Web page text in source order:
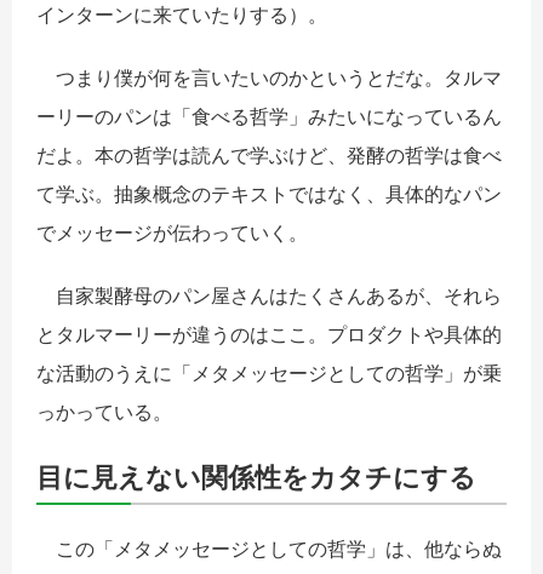
インターンに来ていたりする）。
つまり僕が何を言いたいのかというとだな。タルマ
ーリーのパンは「食べる哲学」みたいになっているん
だよ。本の哲学は読んで学ぶけど、発酵の哲学は食べ
て学ぶ。抽象概念のテキストではなく、具体的なパン
でメッセージが伝わっていく。
自家製酵母のパン屋さんはたくさんあるが、それら
とタルマーリーが違うのはここ。プロダクトや具体的
な活動のうえに「メタメッセージとしての哲学」が乗
っかっている。
目に見えない関係性をカタチにする
この「メタメッセージとしての哲学」は、他ならぬ